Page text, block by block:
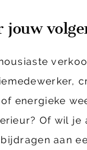
jouw
energieke
Of wil je
aan